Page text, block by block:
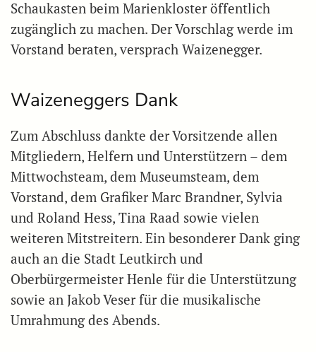
Schaukasten beim Marienkloster öffentlich
zugänglich zu machen. Der Vorschlag werde im
Vorstand beraten, versprach Waizenegger.
Waizeneggers Dank
Zum Abschluss dankte der Vorsitzende allen
Mitgliedern, Helfern und Unterstützern – dem
Mittwochsteam, dem Museumsteam, dem
Vorstand, dem Grafiker Marc Brandner, Sylvia
und Roland Hess, Tina Raad sowie vielen
weiteren Mitstreitern. Ein besonderer Dank ging
auch an die Stadt Leutkirch und
Oberbürgermeister Henle für die Unterstützung
sowie an Jakob Veser für die musikalische
Umrahmung des Abends.